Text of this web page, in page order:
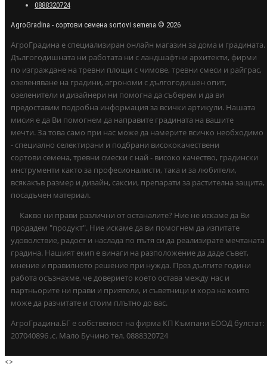
0888320724
AgroGradina - сортови семена sortovi semena © 2026
АгроГрадина е специализиран онлайн магазин за дома и градината.
Дългогодишната ни работата ни с ландшафтни архитекти, фирми
по изграждане на тревни площи с чимове, тревни смеси и райграс,
озеленяване на градини, агрономи с дългогодишен опит,
озеленители и дизайнери ни помогна да съберем и да ви
предоставим подробна информация за всички артикули. Нашата
мисия е да Ви помогнем да направите градината на вашите
мечти. За това само при нас може да намерите всичко необходимо
- специално селектирани и подбрани висококачествени
сортови семена, тревни смески с най - високо качество, градински
инструменти както за професионалисти, така и за любители,
всякакъв размер и дизайн, саксии, препарати за растителна защита,
посадъчен материал.
Какво ни прави различни от останалите? Ние не искаме да Ви
продадем "продукт". Ние искаме да ви помогнем да изпитате
удоволствие, радост и наслада по пътя си да реализирате мечтаната
градина. Нашият екип е винаги на разположение да даде съвет,
мнение и правилното решение при нужда. През дългите години
работа осъзнахме, че доверието което остава между нас и
партньорите ни прави и приятели, и съветници и хора на които
може да разчитате и стоим плътно до вас.
АгроГрадина.БГ е собственост на фирма КП Къмпани ЕООД булстат:
207040896 ,с. Мало Бучино тел. 0888320724
<>